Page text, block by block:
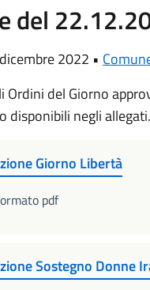
del
2022 •
Ordini del Giorno
disponibili negli allegati.
Giorno Libertà
pdf
Sostegno Donne